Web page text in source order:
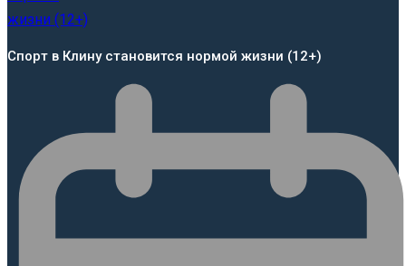
Спорт в Клину становится нормой жизни (12+)